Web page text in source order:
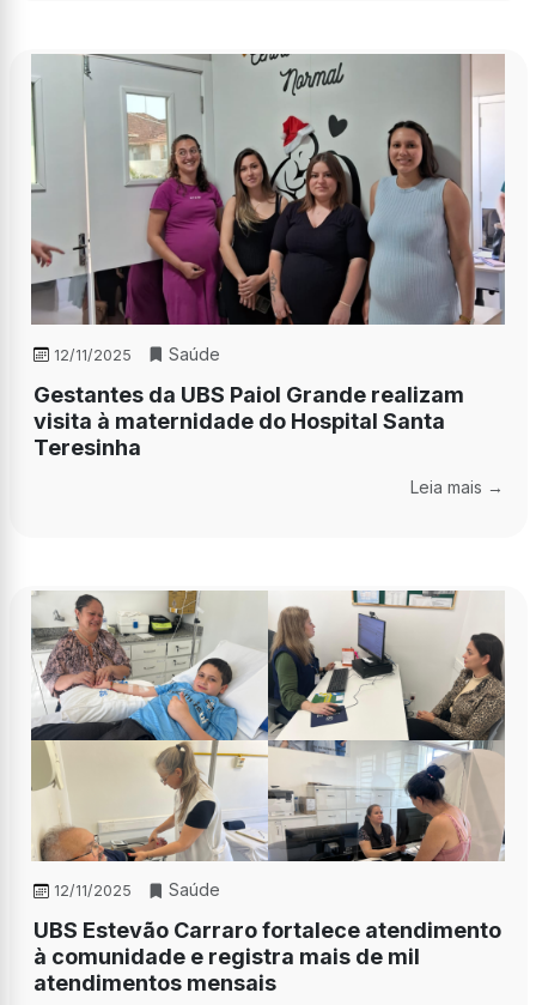
12/11/2025 Saúde
Gestantes da UBS Paiol Grande realizam
visita à maternidade do Hospital Santa
Teresinha
Leia mais →
12/11/2025 Saúde
UBS Estevão Carraro fortalece atendimento
à comunidade e registra mais de mil
atendimentos mensais